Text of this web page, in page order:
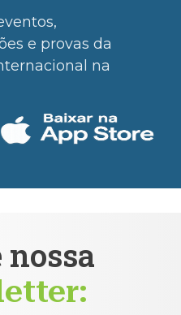
e provas da
na